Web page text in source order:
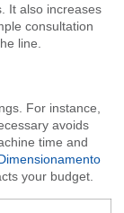
It also increases
consultation
line.
For instance,
avoids
time and
your budget.